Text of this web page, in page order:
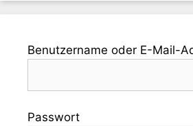
Benutzername oder E-Mail-
Passwort